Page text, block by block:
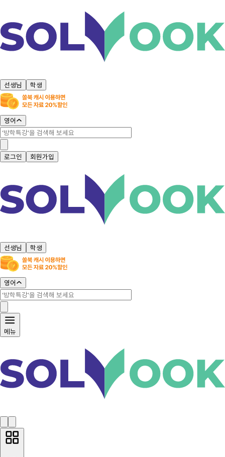
선생님 학생
영어
로그인 회원가입
선생님 학생
영어
메뉴